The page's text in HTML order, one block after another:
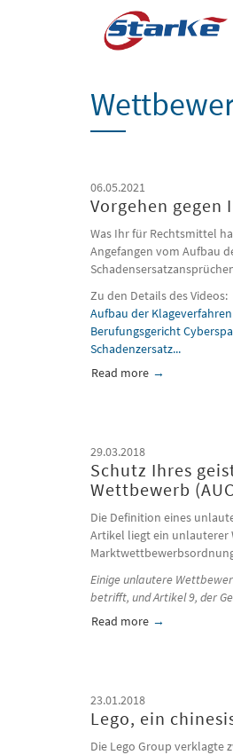
06.05.2021
Vorgehen gegen
Was Ihr für Rechtsmittel
Angefangen vom Aufbau
Zu den Details des Videos:
Aufbau der
Berufungsgericht
Schadenzersatz...
Read more about
29.03.2018
Schutz Ihres
Wettbewerb
Die Definition eines
Artikel liegt ein unlauterer
Einige unlautere
betrifft, und Artikel 9, der
Read more about Schutz
23.01.2018
Lego, ein
Die Lego Group verklagte